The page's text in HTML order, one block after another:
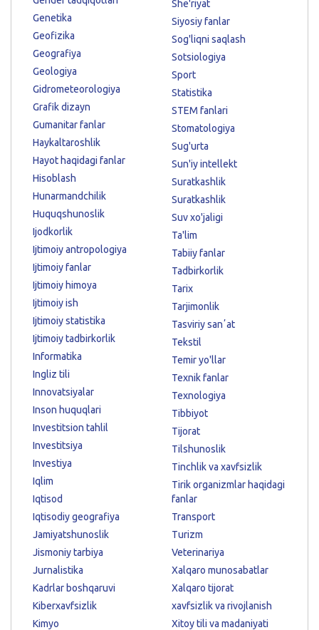
Genetika
Geofizika
Geografiya
Geologiya
Gidrometeorologiya
Grafik dizayn
Gumanitar fanlar
Haykaltaroshlik
Hayot haqidagi fanlar
Hisoblash
Hunarmandchilik
Huquqshunoslik
Ijodkorlik
Ijtimoiy antropologiya
Ijtimoiy fanlar
Ijtimoiy himoya
Ijtimoiy ish
Ijtimoiy statistika
Ijtimoiy tadbirkorlik
Informatika
Ingliz tili
Innovatsiyalar
Inson huquqlari
Investitsion tahlil
Investitsiya
Investiya
Iqlim
Iqtisod
Iqtisodiy geografiya
Jamiyatshunoslik
Jismoniy tarbiya
Jurnalistika
Kadrlar boshqaruvi
Kiberxavfsizlik
Kimyo
She'riyat
Siyosiy fanlar
Sog'liqni saqlash
Sotsiologiya
Sport
Statistika
STEM fanlari
Stomatologiya
Sug'urta
Sun'iy intellekt
Suratkashlik
Suratkashlik
Suv xo'jaligi
Ta'lim
Tabiiy fanlar
Tadbirkorlik
Tarix
Tarjimonlik
Tasviriy sanʼat
Tekstil
Temir yo'llar
Texnik fanlar
Texnologiya
Tibbiyot
Tijorat
Tilshunoslik
Tinchlik va xavfsizlik
Tirik organizmlar haqidagi
fanlar
Transport
Turizm
Veterinariya
Xalqaro munosabatlar
Xalqaro tijorat
xavfsizlik va rivojlanish
Xitoy tili va madaniyati